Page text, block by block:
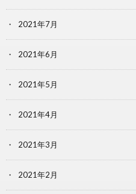
2021年7月
2021年6月
2021年5月
2021年4月
2021年3月
2021年2月